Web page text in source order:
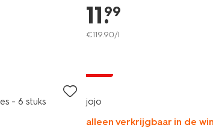
11.
99
€119.90/l
- 6 stuks jojo
alleen verkrijgbaar in de